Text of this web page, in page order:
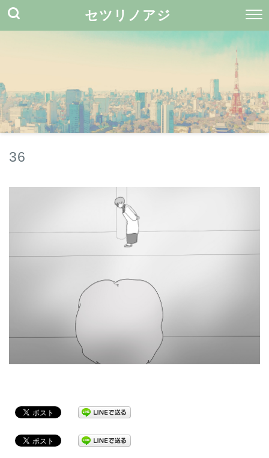
セツリノアジ
36